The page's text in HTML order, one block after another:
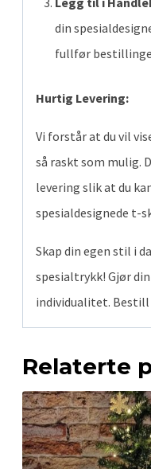
din
fullfør
Hurtig Levering:
Vi forstår at du vil
så raskt som mulig.
levering slik at du
spesialdesignede t-
Skap din egen stil i
spesialtrykk! Gjør
individualitet. Bestill
Relaterte